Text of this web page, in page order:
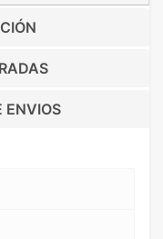
ENVIOS